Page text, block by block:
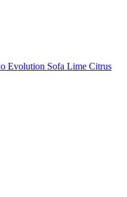
Evolution Sofa Lime Citrus